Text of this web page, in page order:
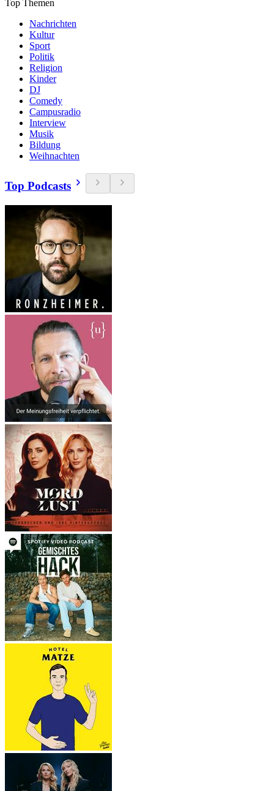
Top Themen
Nachrichten
Kultur
Sport
Politik
Religion
Kinder
DJ
Comedy
Campusradio
Interview
Musik
Bildung
Weihnachten
Top Podcasts